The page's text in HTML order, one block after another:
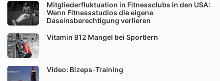
Mitgliederfluktuation in Fitnessclubs in den USA:
Wenn Fitnessstudios die eigene
Daseinsberechtigung verlieren
Vitamin B12 Mangel bei Sportlern
Video: Bizeps-Training